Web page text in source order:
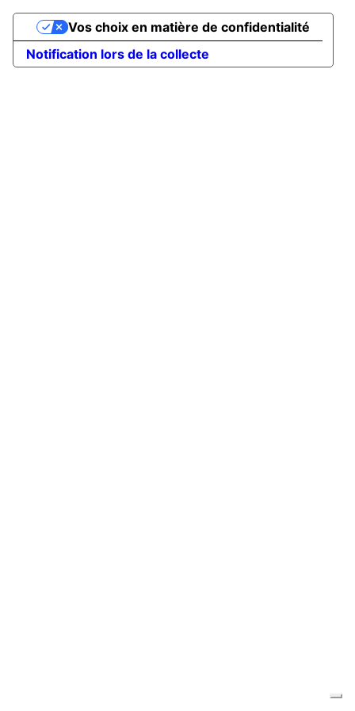
Notification lors de la collecte
Vos choix en matière de confidentialité